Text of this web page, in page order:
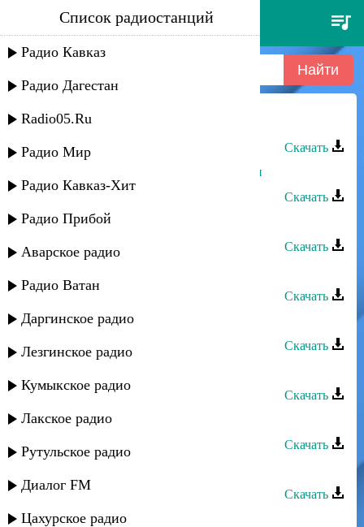
дурия рагимова - лайлай
Список радиостанций
Радио Кавказ
Радио Дагестан
Radio05.Ru
Радио Мир
Радио Кавказ-Хит
Радио Прибой
Аварское радио
Радио Ватан
Даргинское радио
Лезгинское радио
Кумыкское радио
Лакское радио
Рутульское радио
Диалог FM
Цахурское радио
Дурия Рагимова - Лайлай
Скачать
Дурия Рагимова - Фосинедин мани
Скачать
Дурия Рагимова - Бес вучиз
Скачать
Скачать
Дурия Рагимова - Атанач вун
Скачать
Скачать
Дурия Рагимова - Аграном руш
Скачать
Скачать
Дурия Рагимова - Назлу жейран